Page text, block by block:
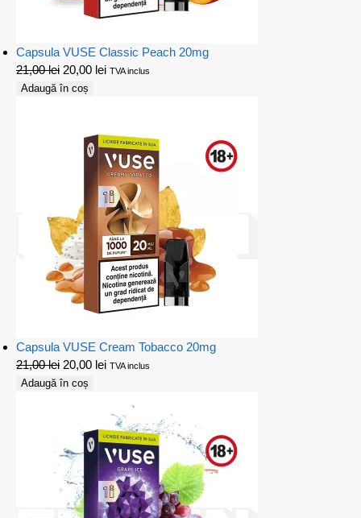
Capsula VUSE Classic Peach 20mg
21,00lei 20,00 lei TVA inclus
Adaugă în coș
Capsula VUSE Cream Tobacco 20mg
21,00lei 20,00 lei TVA inclus
Adaugă în coș